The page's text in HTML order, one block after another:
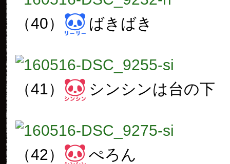
（40） ばきばき
（41） シンシンは台の下
（42） ぺろん